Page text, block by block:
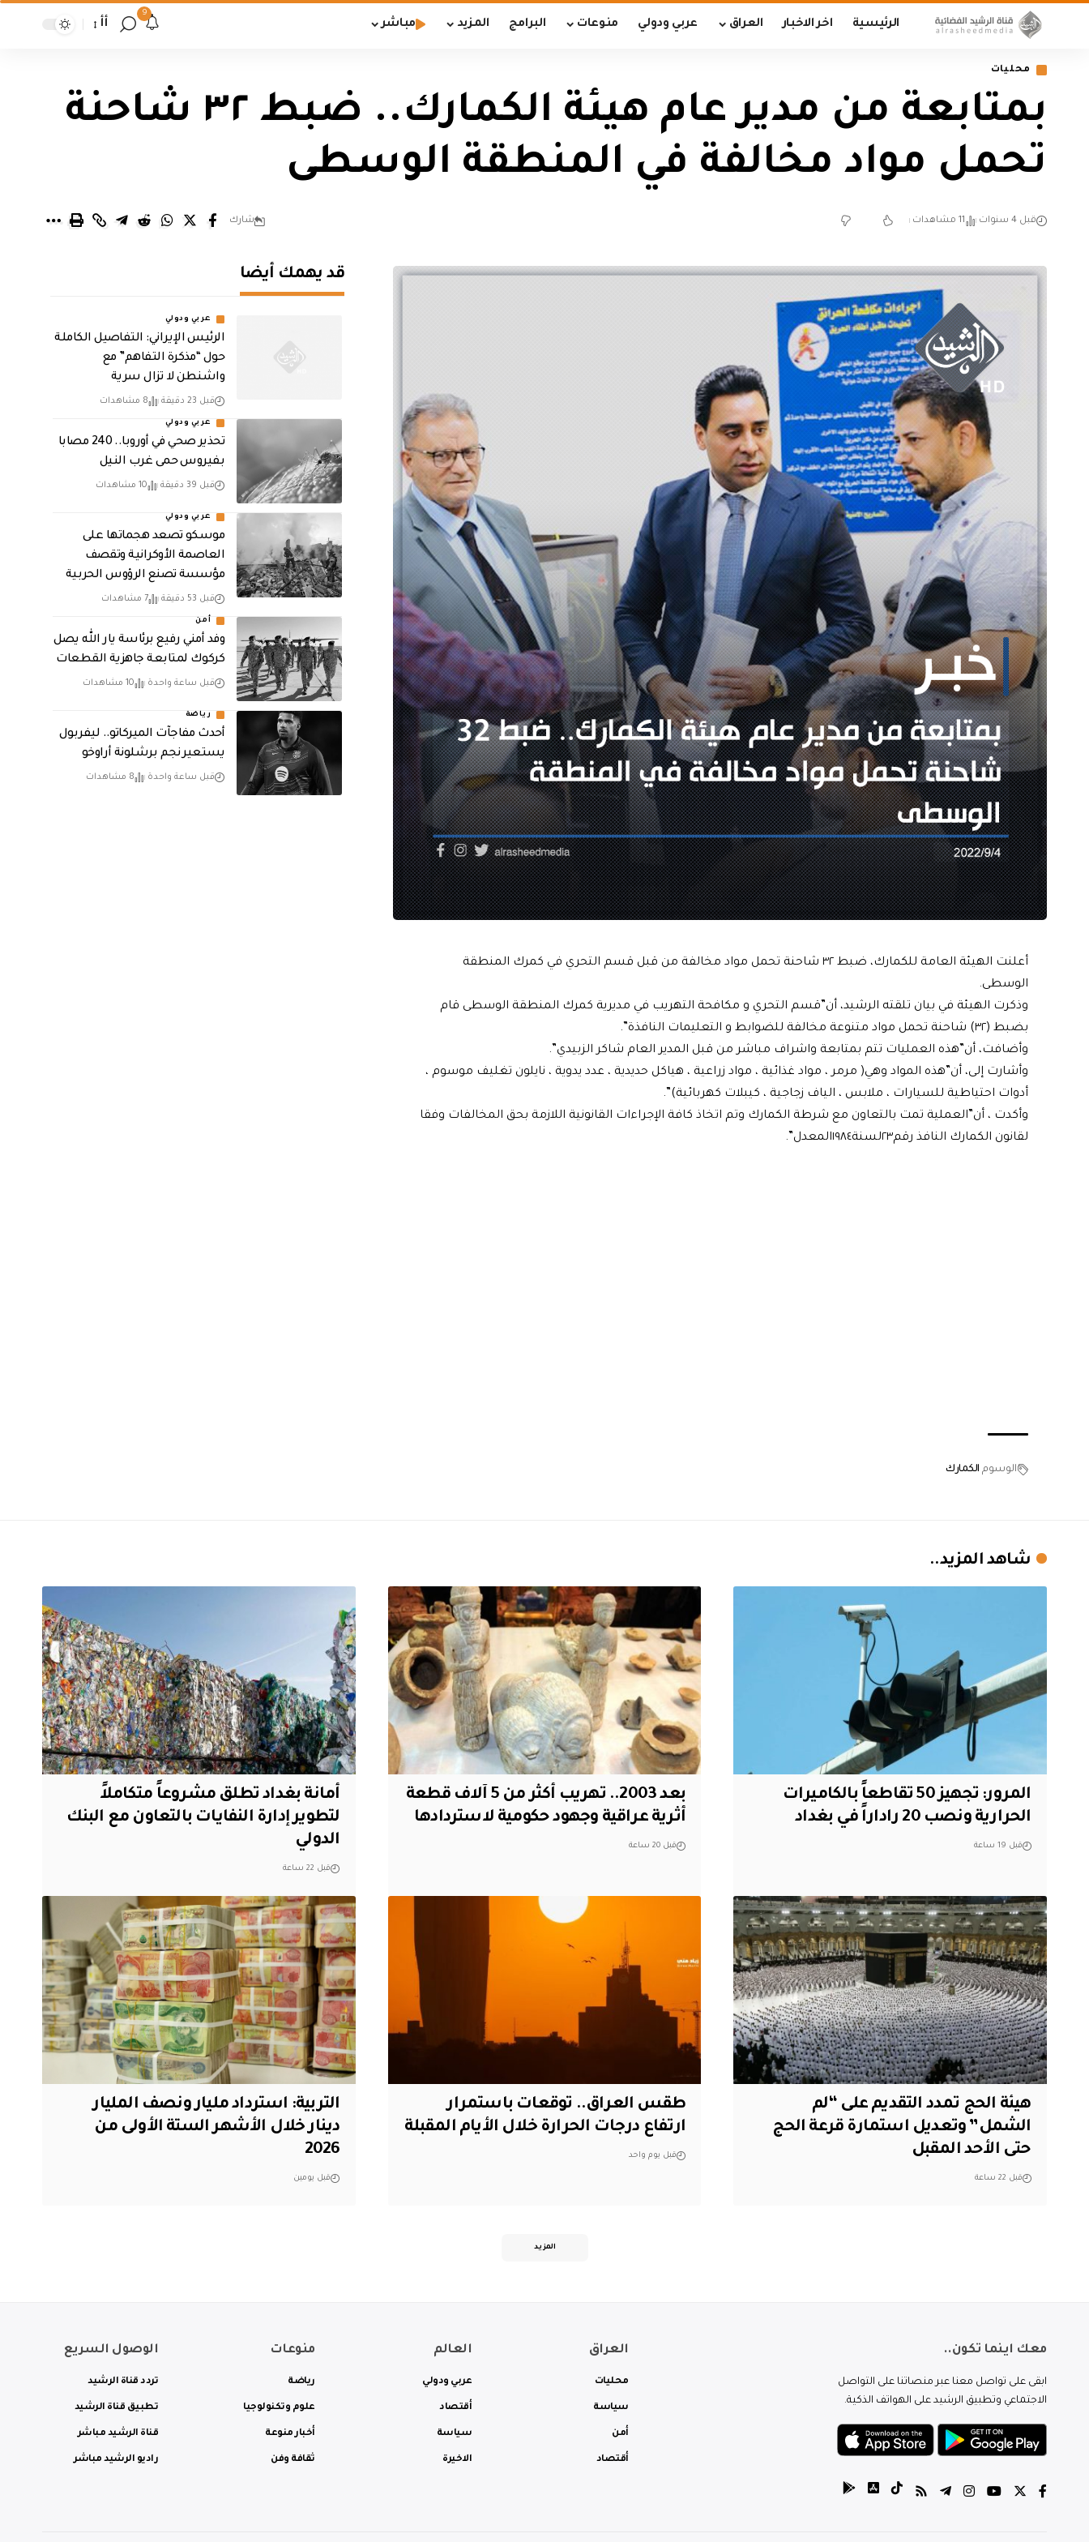
الرئيسية اخر الاخبار العراق عربي ودولي منوعات البرامج المزيد مباشر
9
أأ
محليات
بمتابعة من مدير عام هيئة الكمارك.. ضبط ٣٢ شاحنة
تحمل مواد مخالفة في المنطقة الوسطى
قبل 4 سنوات 11 مشاهدات شارك
أعلنت الهيئة العامة للكمارك، ضبط ٣٢ شاحنة تحمل مواد مخالفة من قبل قسم التحري في كمرك المنطقة
الوسطى.
وذكرت الهيئة في بيان تلقته الرشيد، أن”قسم التحري و مكافحة التهريب في مديرية كمرك المنطقة الوسطى قام
بضبط (٣٢) شاحنة تحمل مواد متنوعة مخالفة للضوابط و التعليمات النافذة”.
وأضافت، أن”هذه العمليات تتم بمتابعة واشراف مباشر من قبل المدير العام شاكر الزبيدي”.
وأشارت إلى، أن”هذه المواد وهي( مرمر ، مواد غذائية ، مواد زراعية ، هياكل حديدية ، عدد يدوية ، نايلون تغليف موسوم ،
أدوات احتياطية للسيارات ، ملابس ، الياف زجاجية ، كيبلات كهربائية)”.
وأكدت ، أن”العملية تمت بالتعاون مع شرطة الكمارك وتم اتخاذ كافة الإجراءات القانونية اللازمة بحق المخالفات وفقا
لقانون الكمارك النافذ رقم٢٣لسنة١٩٨٤المعدل”.
الوسوم الكمارك
قد يهمك أيضا
عربي ودولي
الرئيس الإيراني: التفاصيل الكاملة
حول “مذكرة التفاهم” مع
واشنطن لا تزال سرية
قبل 23 دقيقة 8 مشاهدات
عربي ودولي
تحذير صحي في أوروبا.. 240 مصابا
بفيروس حمى غرب النيل
قبل 39 دقيقة 10 مشاهدات
عربي ودولي
موسكو تصعد هجماتها على
العاصمة الأوكرانية وتقصف
مؤسسة تصنع الرؤوس الحربية
قبل 53 دقيقة 7 مشاهدات
أمن
وفد أمني رفيع برئاسة يار الله يصل
كركوك لمتابعة جاهزية القطعات
قبل ساعة واحدة 10 مشاهدات
رياضة
أحدث مفاجآت الميركاتو.. ليفربول
يستعير نجم برشلونة أراوخو
قبل ساعة واحدة 8 مشاهدات
شاهد المزيد..
المرور: تجهيز 50 تقاطعاً بالكاميرات
الحرارية ونصب 20 راداراً في بغداد
قبل 19 ساعة
بعد 2003.. تهريب أكثر من 5 آلاف قطعة
أثرية عراقية وجهود حكومية لاستردادها
قبل 20 ساعة
أمانة بغداد تطلق مشروعاً متكاملاً
لتطوير إدارة النفايات بالتعاون مع البنك
الدولي
قبل 22 ساعة
هيئة الحج تمدد التقديم على “لم
الشمل” وتعديل استمارة قرعة الحج
حتى الأحد المقبل
قبل 22 ساعة
طقس العراق.. توقعات باستمرار
ارتفاع درجات الحرارة خلال الأيام المقبلة
قبل يوم واحد
التربية: استرداد مليار ونصف المليار
دينار خلال الأشهر الستة الأولى من
2026
قبل يومين
المزيد
معك اينما تكون..
ابقى على تواصل معنا عبر منصاتنا على التواصل
الاجتماعي وتطبيق الرشيد على الهواتف الذكية.
العراق
محليات
سياسة
أمن
أقتصاد
العالم
عربي ودولي
أقتصاد
سياسة
الاخيرة
منوعات
رياضة
علوم وتكنولوجيا
أخبار منوعة
ثقافة وفن
الوصول السريع
تردد قناة الرشيد
تطبيق قناة الرشيد
قناة الرشيد مباشر
راديو الرشيد مباشر